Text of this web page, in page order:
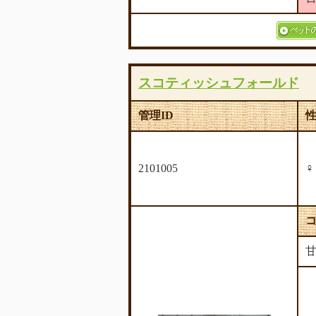
スコティッシュフォールド
管理ID
2101005 ♀